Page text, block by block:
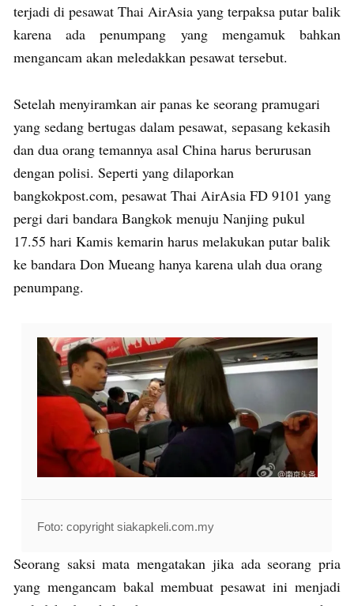
terjadi di pesawat Thai AirAsia yang terpaksa putar balik
karena ada penumpang yang mengamuk bahkan
mengancam akan meledakkan pesawat tersebut.
Setelah menyiramkan air panas ke seorang pramugari
yang sedang bertugas dalam pesawat, sepasang kekasih
dan dua orang temannya asal China harus berurusan
dengan polisi. Seperti yang dilaporkan
bangkokpost.com, pesawat Thai AirAsia FD 9101 yang
pergi dari bandara Bangkok menuju Nanjing pukul
17.55 hari Kamis kemarin harus melakukan putar balik
ke bandara Don Mueang hanya karena ulah dua orang
penumpang.
Foto: copyright siakapkeli.com.my
Seorang saksi mata mengatakan jika ada seorang pria
yang mengancam bakal membuat pesawat ini menjadi